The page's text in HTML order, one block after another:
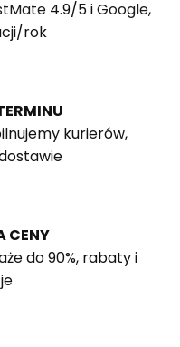
4.9/5 iGoogle,
rok
kurierów,
CENY
do 90%, rabaty i